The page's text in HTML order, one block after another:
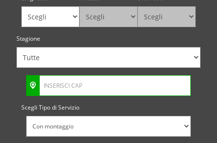
Stagione
Scegli Tipo di Servizio